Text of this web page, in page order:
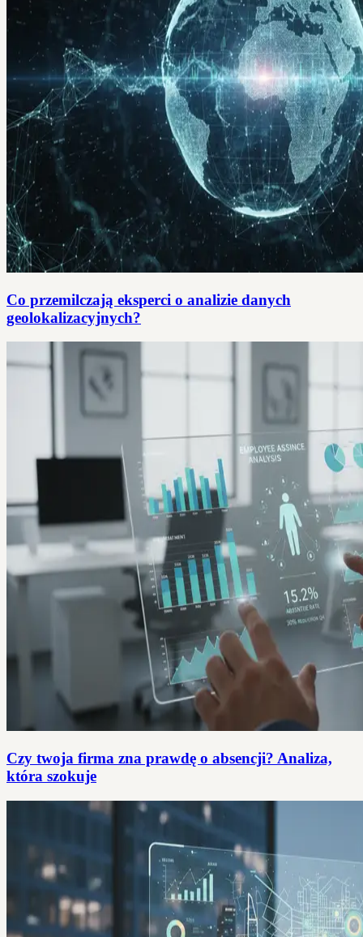
Co przemilczają eksperci o analizie danych
geolokalizacyjnych?
Czy twoja firma zna prawdę o absencji? Analiza,
która szokuje